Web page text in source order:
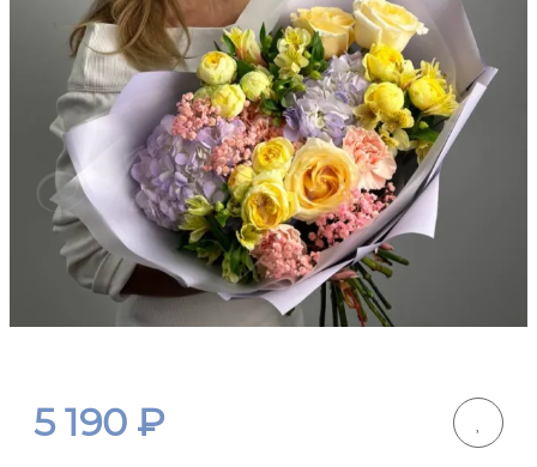
5 190 ₽